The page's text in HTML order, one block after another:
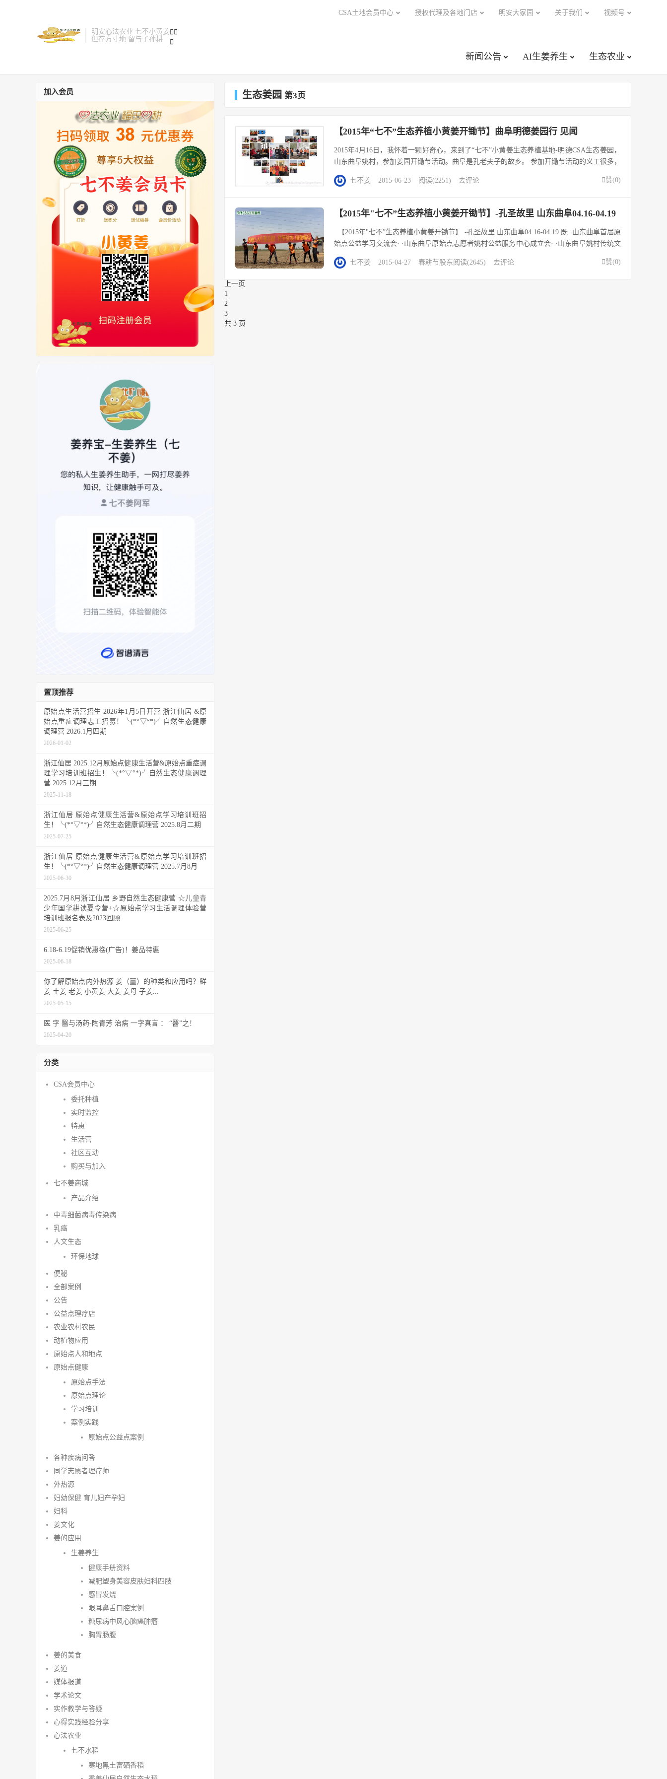
明安心法农业 七不小黄姜
但存方寸地 留与子孙耕
 

新闻公告 AI生姜养生 生态农业
CSA土地会员中心 授权代理及各地门店 明安大家园 关于我们 视频号
生态姜园 第3页
【2015年“七不”生态养植小黄姜开锄节】曲阜明德姜园行 见闻
2015年4月16日，我怀着一颗好奇心，来到了“七不”小黄姜生态养植基地-明德CSA生态姜园，
山东曲阜姚村，参加姜园开锄节活动。曲阜是孔老夫子的故乡。 参加开锄节活动的义工很多，
大家同吃、同住·同劳动，就像一个和乐幸福的大家庭。 和大家相处两天慢慢熟了，这才知
道，这里面很多都是互不相识的全国各地的原始点爱好者。 ...
赞(0)
七不姜 2015-06-23 阅读(2251) 去评论
【2015年"七不”生态养植小黄姜开锄节】-孔圣故里 山东曲阜04.16-04.19
【2015年"七不”生态养植小黄姜开锄节】 -孔圣故里 山东曲阜04.16-04.19 既 ·山东曲阜首届原
始点公益学习交流会· ·山东曲阜原始点志愿者姚村公益服务中心成立会· ·山东曲阜姚村传统文
化弟子规及原始点健康保健公益学习班· ·首届山东曲阜原始点志愿者公益活动· ·原始点特供小
黄姜开种活动· 主办协办单位： ...
赞(0)
七不姜 2015-04-27 春耕节股东阅读(2645) 去评论
上一页
1
2
3
共 3 页
加入会员
置顶推荐
原始点生活营招生 2026年1月5日开营 浙江仙居 &原
始点重症调理志工招募！╰(*°▽°*)╯自然生态健康
调理营 2026.1月四期
2026-01-02
浙江仙居 2025.12月原始点健康生活营&原始点重症调
理学习培训班招生！╰(*°▽°*)╯自然生态健康调理
营 2025.12月三期
2025-11-18
浙江仙居 原始点健康生活营&原始点学习培训班招
生！╰(*°▽°*)╯自然生态健康调理营 2025.8月二期
2025-07-25
浙江仙居 原始点健康生活营&原始点学习培训班招
生！╰(*°▽°*)╯自然生态健康调理营 2025.7月8月
2025-06-30
2025.7月8月浙江仙居 乡野自然生态健康营 ☆儿童青
少年国学耕读夏令营+☆原始点学习生活调理体验营
培训班报名表及2023回顾
2025-06-25
6.18-6.19促销优惠卷(广告)！姜品特惠
2025-06-18
你了解原始点内外热源 姜（薑）的种类和应用吗？鲜
姜 土姜 老姜 小黄姜 大姜 姜母 子姜...
2025-05-15
医 字 醫与汤药-陶青芳 治病 一字真言 ： “醫”之！
2025-04-20
分类
CSA会员中心
委托种植
实时监控
特惠
生活营
社区互动
购买与加入
七不姜商城
产品介绍
中毒细菌病毒传染病
乳癌
人文生态
环保地球
便秘
全部案例
公告
公益点理疗店
农业农村农民
动植物应用
原始点人和地点
原始点健康
原始点手法
原始点理论
学习培训
案例实践
原始点公益点案例
各种疾病问答
同学志愿者理疗师
外热源
妇幼保健 育儿妇产孕妇
妇科
姜文化
姜的应用
生姜养生
健康手册资料
减肥塑身美容皮肤妇科四肢
感冒发烧
眼耳鼻舌口腔案例
糖尿病中风心脑癌肿瘤
胸胃肠腹
姜的美食
姜道
媒体报道
学术论文
实作教学与答疑
心得实践经验分享
心法农业
七不水稻
寒地黑土富硒香稻